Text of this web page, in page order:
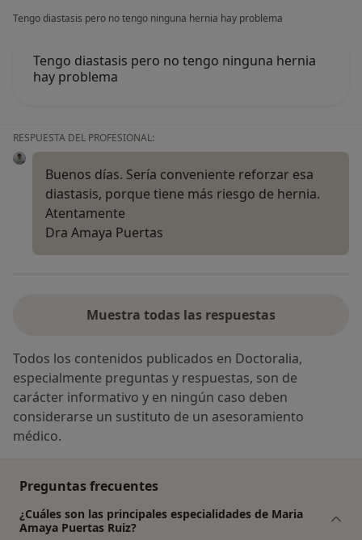
Tengo diastasis pero no tengo ninguna hernia hay problema
Tengo diastasis pero no tengo ninguna hernia
hay problema
RESPUESTA DEL PROFESIONAL:
Buenos días. Sería conveniente reforzar esa
diastasis, porque tiene más riesgo de hernia.
Atentamente
Dra Amaya Puertas
Muestra todas las respuestas
Todos los contenidos publicados en Doctoralia,
especialmente preguntas y respuestas, son de
carácter informativo y en ningún caso deben
considerarse un sustituto de un asesoramiento
médico.
Preguntas frecuentes
¿Cuáles son las principales especialidades de Maria
Amaya Puertas Ruiz?